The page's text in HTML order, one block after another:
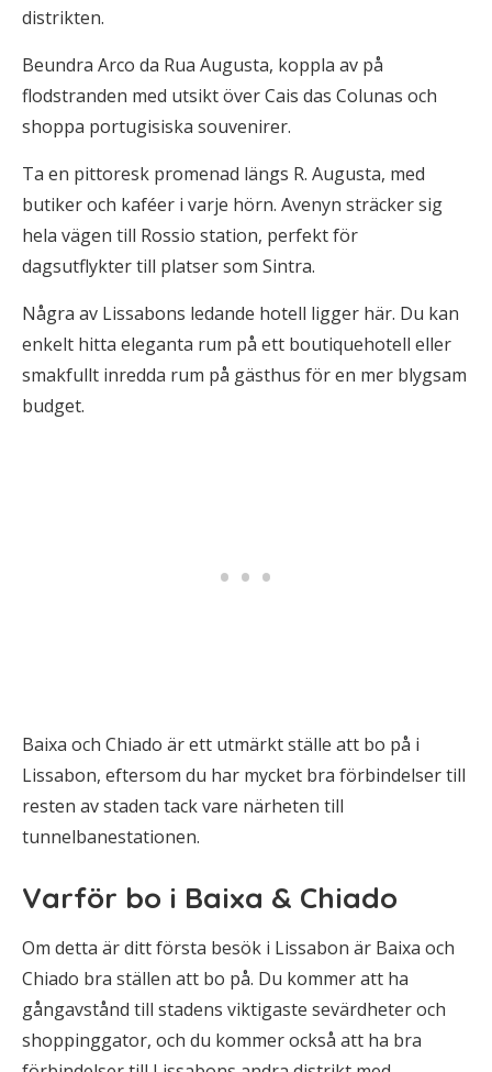
distrikten.
Beundra Arco da Rua Augusta, koppla av på
flodstranden med utsikt över Cais das Colunas och
shoppa portugisiska souvenirer.
Ta en pittoresk promenad längs R. Augusta, med
butiker och kaféer i varje hörn. Avenyn sträcker sig
hela vägen till Rossio station, perfekt för
dagsutflykter till platser som Sintra.
Några av Lissabons ledande hotell ligger här. Du kan
enkelt hitta eleganta rum på ett boutiquehotell eller
smakfullt inredda rum på gästhus för en mer blygsam
budget.
Baixa och Chiado är ett utmärkt ställe att bo på i
Lissabon, eftersom du har mycket bra förbindelser till
resten av staden tack vare närheten till
tunnelbanestationen.
Varför bo i Baixa & Chiado
Om detta är ditt första besök i Lissabon är Baixa och
Chiado bra ställen att bo på. Du kommer att ha
gångavstånd till stadens viktigaste sevärdheter och
shoppinggator, och du kommer också att ha bra